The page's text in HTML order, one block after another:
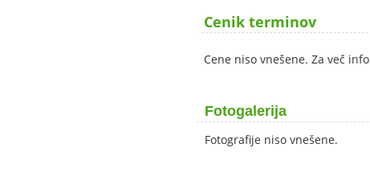
Cenik terminov
Cene niso vnešene. Za več
Fotogalerija
Fotografije niso vnešene.